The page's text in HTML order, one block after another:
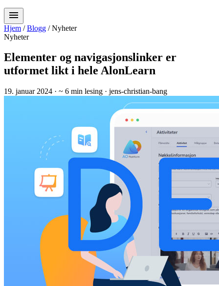
menu
Hjem / Blogg / Nyheter
Nyheter
Elementer og navigasjonslinker er
utformet likt i hele AlonLearn
19. januar 2024 · ~ 6 min lesing · jens-christian-bang